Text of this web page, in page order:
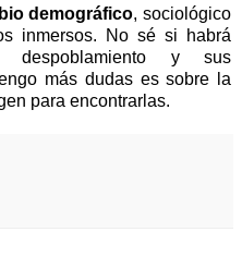
demográfico, sociológico
inmersos. No sé si habrá
y sus
más dudas es sobre la
para encontrarlas.